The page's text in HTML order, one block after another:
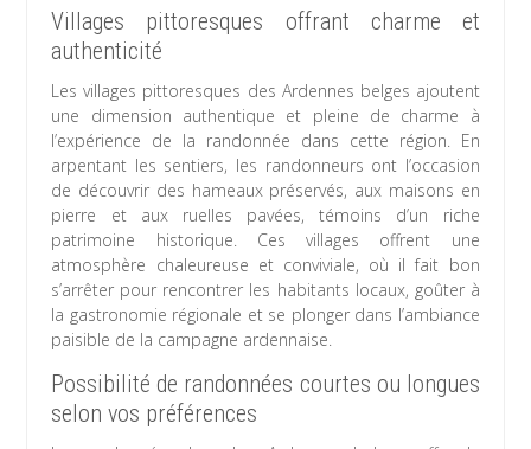
Villages pittoresques offrant charme et
authenticité
Les villages pittoresques des Ardennes belges ajoutent
une dimension authentique et pleine de charme à
l’expérience de la randonnée dans cette région. En
arpentant les sentiers, les randonneurs ont l’occasion
de découvrir des hameaux préservés, aux maisons en
pierre et aux ruelles pavées, témoins d’un riche
patrimoine historique. Ces villages offrent une
atmosphère chaleureuse et conviviale, où il fait bon
s’arrêter pour rencontrer les habitants locaux, goûter à
la gastronomie régionale et se plonger dans l’ambiance
paisible de la campagne ardennaise.
Possibilité de randonnées courtes ou longues
selon vos préférences